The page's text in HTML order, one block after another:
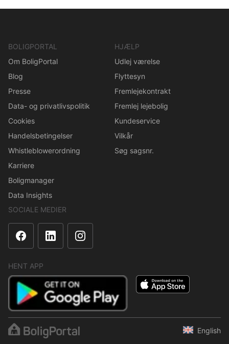
BOLIGPORTAL
Om BoligPortal
Blog
Presse
Data- og privatlivspolitik
Cookies
Handelsbetingelser
Whistleblowerordning
Karriere
Boligmanager
Data Insights
HJÆLP
Udlej værelse
Flyttesyn
Fremlejekontrakt
Fremlej lejebolig
Kundeservice
Vilkår
Søg sagsnr.
SOCIALE MEDIER
HENT APP
English